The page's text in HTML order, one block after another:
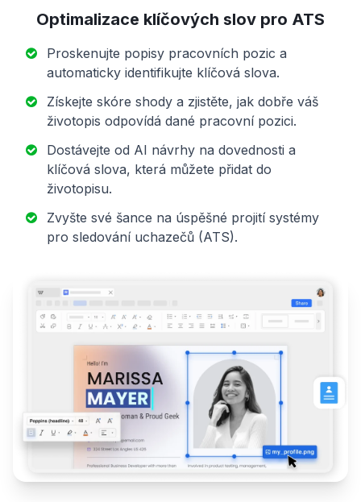
Optimalizace klíčových slov pro ATS
Proskenujte popisy pracovních pozic a
automaticky identifikujte klíčová slova.
Získejte skóre shody a zjistěte, jak dobře váš
životopis odpovídá dané pracovní pozici.
Dostávejte od AI návrhy na dovednosti a
klíčová slova, která můžete přidat do
životopisu.
Zvyšte své šance na úspěšné projití systémy
pro sledování uchazečů (ATS).